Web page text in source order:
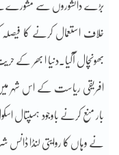
بڑے دانشوروں سے مشورے
خلاف استعمال کرنے کا فیصلہ
بھونچال آگیا۔دنیا ا بھر
افریقی ریاست کے اس شہر میں
بار منع کرنے باوجود ہسپتال
نے وہاں کا روایتی لنڈا ڈانس